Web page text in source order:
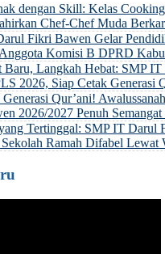
dengan Skill: Kelas
Chef-Chef Muda
Fikri Bawen Gelar
Komisi B DPRD
Baru, Langkah Hebat: SMP
2026, Siap Cetak Generasi
Qur’ani!
2026/2027 Penuh Semangat
Tertinggal: SMP IT Darul
Ramah Difabel Lewat